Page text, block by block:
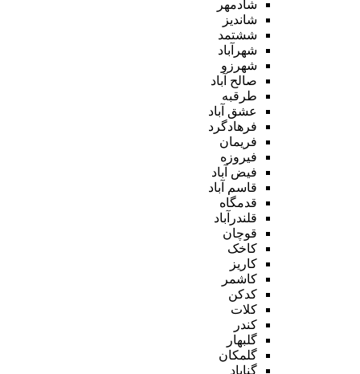
شادمهر
شاندیز
ششتمد
شهرآباد
شهرزو
صالح آباد
طرقبه
عشق آباد
فرهادگرد
فریمان
فیروزه
فیض آباد
قاسم آباد
قدمگاه
قلندرآباد
قوچان
کاخک
کاریز
کاشمر
کدکن
کلات
کندر
گلبهار
گلمکان
گناباد